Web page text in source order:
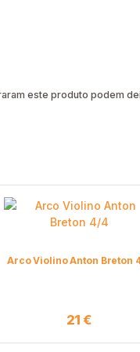
este produto podem
Arco Violino Anton Breton
21€